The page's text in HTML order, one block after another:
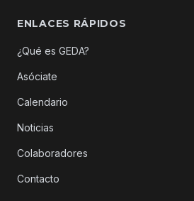
ENLACES RÁPIDOS
¿Qué es GEDA?
Asóciate
Calendario
Noticias
Colaboradores
Contacto